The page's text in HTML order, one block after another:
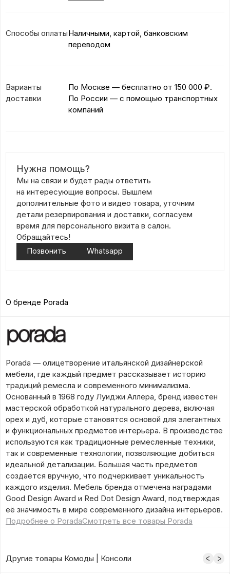
Способы оплатыНаличными, картой, банковским
переводом
Варианты
доставки
По Москве — бесплатно от 150 000 ₽.
По России — с помощью транспортных
компаний
Нужна помощь?
Мы на связи и будет рады ответить
на интересующие вопросы. Вышлем
дополнительные фото и видео товара, уточним
детали резервирования и доставки, согласуем
время для персонального визита в салон.
Обращайтесь!
Позвонить
Whatsapp
О бренде Porada
Porada — олицетворение итальянской дизайнерской
мебели, где каждый предмет рассказывает историю
традиций ремесла и современного минимализма.
Основанный в 1968 году Луиджи Аллера, бренд известен
мастерской обработкой натурального дерева, включая
орех и дуб, которые становятся основой для элегантных
и функциональных предметов интерьера. В производстве
используются как традиционные ремесленные техники,
так и современные технологии, позволяющие добиться
идеальной детализации. Большая часть предметов
создаётся вручную, что подчеркивает уникальность
каждого изделия. Мебель бренда отмечена наградами
Good Design Award и Red Dot Design Award, подтверждая
её значимость в мире современного дизайна интерьеров.
Подробнее о PoradaСмотреть все товары Porada
Другие товары Комоды | Консоли